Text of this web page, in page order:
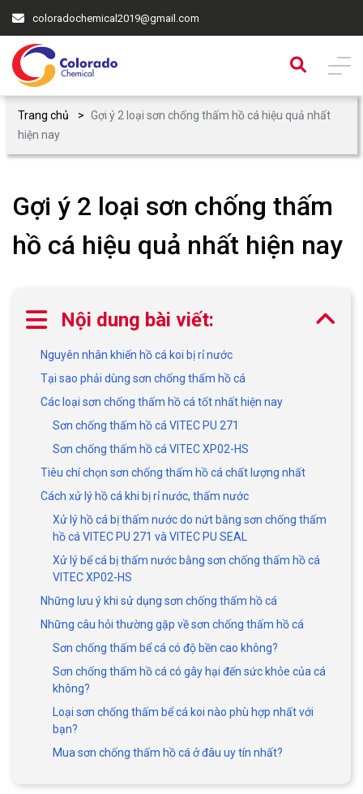
coloradochemical2019@gmail.com
Trang chủ
Gợi ý 2 loại sơn chống thấm hồ cá hiệu quả nhất
hiện nay
Gợi ý 2 loại sơn chống thấm
hồ cá hiệu quả nhất hiện nay
Nội dung bài viết:
Nguyên nhân khiến hồ cá koi bị rỉ nước
Tại sao phải dùng sơn chống thấm hồ cá
Các loại sơn chống thấm hồ cá tốt nhất hiện nay
Sơn chống thấm hồ cá VITEC PU 271
Sơn chống thấm hồ cá VITEC XP02-HS
Tiêu chí chọn sơn chống thấm hồ cá chất lượng nhất
Cách xử lý hồ cá khi bị rỉ nước, thấm nước
Xử lý hồ cá bị thấm nước do nứt bằng sơn chống thấm
hồ cá VITEC PU 271 và VITEC PU SEAL
Xử lý bể cá bị thấm nước bằng sơn chống thấm hồ cá
VITEC XP02-HS
Những lưu ý khi sử dụng sơn chống thấm hồ cá
Những câu hỏi thường gặp về sơn chống thấm hồ cá
Sơn chống thấm bể cá có độ bền cao không?
Sơn chống thấm hồ cá có gây hại đến sức khỏe của cá
không?
Loại sơn chống thấm bể cá koi nào phù hợp nhất với
bạn?
Mua sơn chống thấm hồ cá ở đâu uy tín nhất?